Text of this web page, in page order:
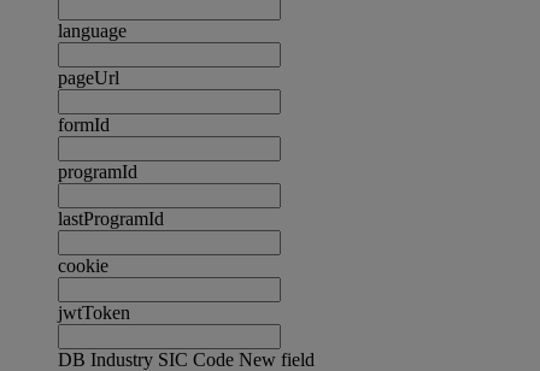
language
pageUrl
formId
programId
lastProgramId
cookie
jwtToken
DB Industry SIC Code New field